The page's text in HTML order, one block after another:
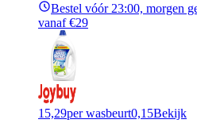
Bestel vóór 23:00, morgen
vanaf €29
15,29per wasbeurt0,15Bekijk